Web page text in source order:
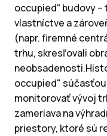
occupied“ budovy
vlastníctve a
(napr. firemné
trhu, skresľovali
occupied"
monitorovať vývoj
zameriava na
priestory, ktoré sú